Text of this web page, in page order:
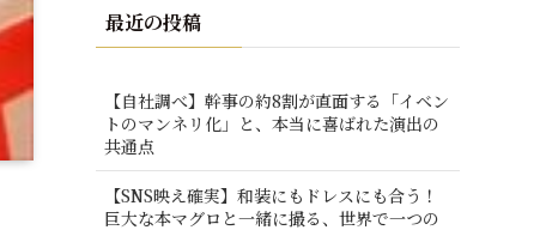
最近の投稿
【自社調べ】幹事の約8割が直面する「イベン
トのマンネリ化」と、本当に喜ばれた演出の
共通点
【SNS映え確実】和装にもドレスにも合う！
巨大な本マグロと一緒に撮る、世界で一つの